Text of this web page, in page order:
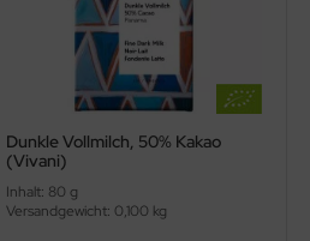
Dunkle Vollmilch, 50% Kakao
(Vivani)
Inhalt: 80 g
Versandgewicht: 0,100 kg